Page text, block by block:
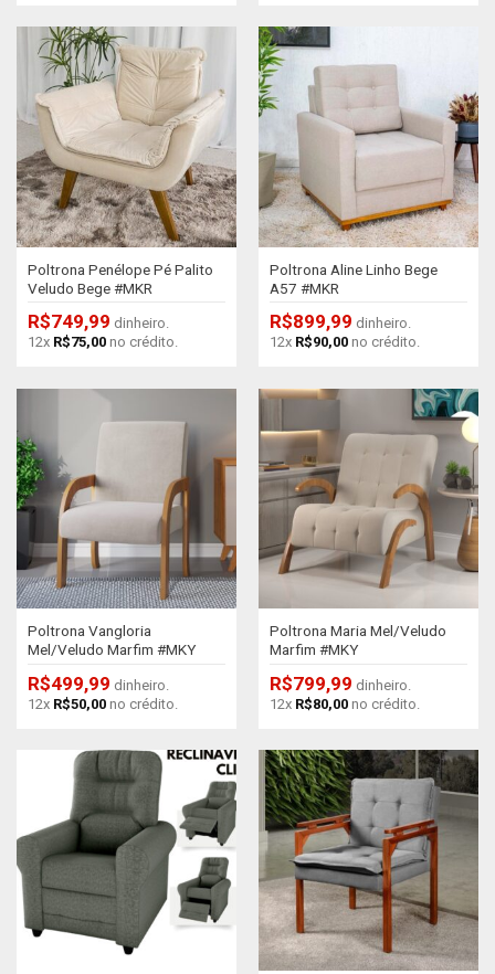
Poltrona Penélope Pé Palito
Veludo Bege #MKR
R$749,99 dinheiro.
12x R$75,00no crédito.
Poltrona Aline Linho Bege
A57 #MKR
R$899,99 dinheiro.
12x R$90,00no crédito.
Poltrona Vangloria
Mel/Veludo Marfim #MKY
R$499,99 dinheiro.
12x R$50,00no crédito.
Poltrona Maria Mel/Veludo
Marfim #MKY
R$799,99 dinheiro.
12x R$80,00no crédito.